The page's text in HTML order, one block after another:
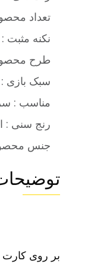
تعداد
نکنه مثبت :
طرح
سبک بازی
مناسب :
رنج سنی : از 7 سال به
جنس محصول
بر روی کارت